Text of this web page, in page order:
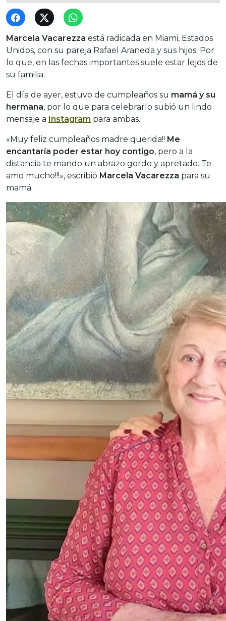
Marcela Vacarezza está radicada en Miami, Estados
Unidos, con su pareja Rafael Araneda y sus hijos. Por
lo que, en las fechas importantes suele estar lejos de
su familia.
El día de ayer, estuvo de cumpleaños su mamá y su
hermana, por lo que para celebrarlo subió un lindo
mensaje a Instagram para ambas.
«Muy feliz cumpleaños madre querida!! Me
encantaría poder estar hoy contigo, pero a la
distancia te mando un abrazo gordo y apretado. Te
amo mucho!!!», escribió Marcela Vacarezza para su
mamá.